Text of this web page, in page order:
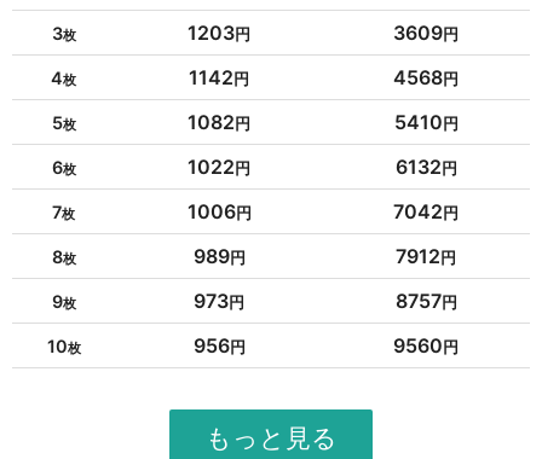
3 1203 3609
4 1142 4568
5 1082 5410
6 1022 6132
7 1006 7042
8 989 7912
9 973 8757
10 956 9560
951